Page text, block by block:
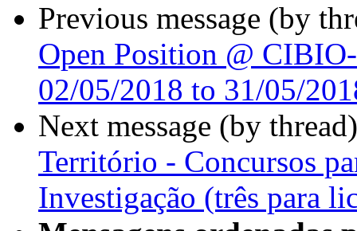
Previous message (by
Open Position @
02/05/2018 to 31/05/
Next message (by
Território - Concursos
Investigação (três para